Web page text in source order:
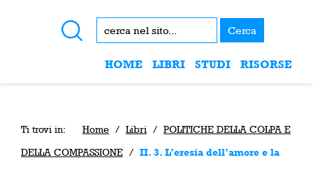
Cerca
HOME LIBRI STUDI RISORSE
Ti trovi in: Home / Libri / POLITICHE DELLA COLPA E
DELLA COMPASSIONE / II. 3. L’eresia dell’amore e la